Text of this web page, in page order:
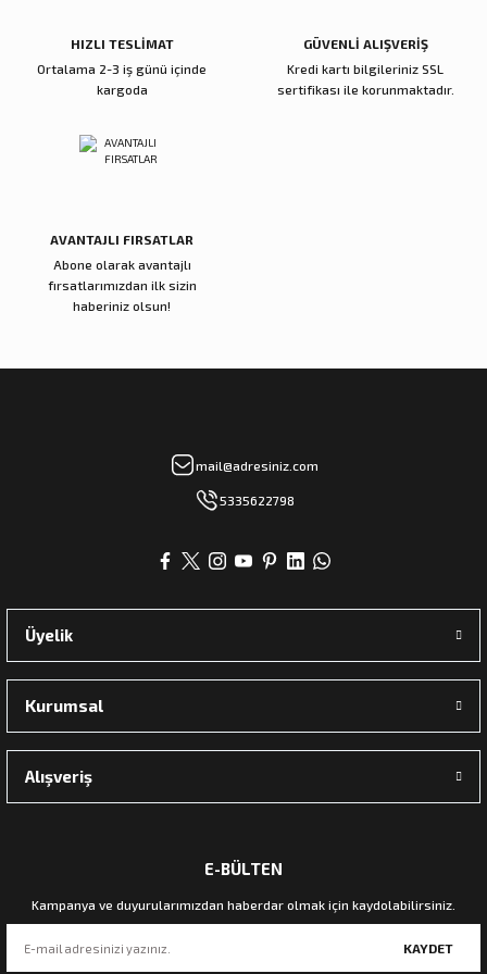
HIZLI TESLİMAT
Ortalama 2-3 iş günü içinde
kargoda
GÜVENLİ ALIŞVERİŞ
Kredi kartı bilgileriniz SSL
sertifikası ile korunmaktadır.
AVANTAJLI FIRSATLAR
Abone olarak avantajlı
fırsatlarımızdan ilk sizin
haberiniz olsun!
mail@adresiniz.com
5335622798
Üyelik
Kurumsal
Alışveriş
E-BÜLTEN
Kampanya ve duyurularımızdan haberdar olmak için kaydolabilirsiniz.
KAYDET